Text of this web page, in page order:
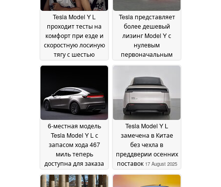
Tesla Model Y L
проходит тесты на
комфорт при езде и
скоростную лосиную
тягу с шестью
взрослыми в 3-
August 2025
Tesla представляет
более дешевый
лизинг Model Y с
нулевым
первоначальным
взносом для
подержанных
автомобилей20 August
2025
6-местная модель
Tesla Model Y L с
запасом хода 467
миль теперь
доступна для заказа
в Китае по цене
$4700019 August 2025
Tesla Model Y L
замечена в Китае
без чехла в
преддверии осенних
поставок 17 August 2025